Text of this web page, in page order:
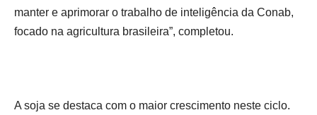
manter e aprimorar o trabalho de inteligência da Conab,
focado na agricultura brasileira”, completou.
A soja se destaca com o maior crescimento neste ciclo.